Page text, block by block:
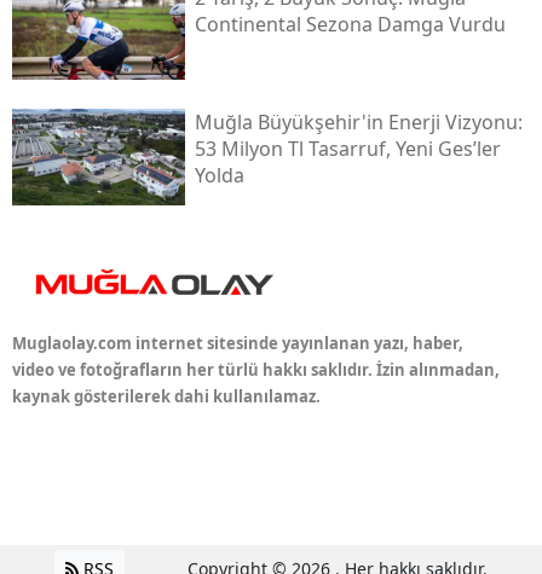
Continental Sezona Damga Vurdu
Muğla Büyükşehir'in Enerji Vizyonu:
53 Milyon Tl Tasarruf, Yeni Ges’ler
Yolda
Muglaolay.com internet sitesinde yayınlanan yazı, haber,
video ve fotoğrafların her türlü hakkı saklıdır. İzin alınmadan,
kaynak gösterilerek dahi kullanılamaz.
RSS Copyright © 2026 . Her hakkı saklıdır.